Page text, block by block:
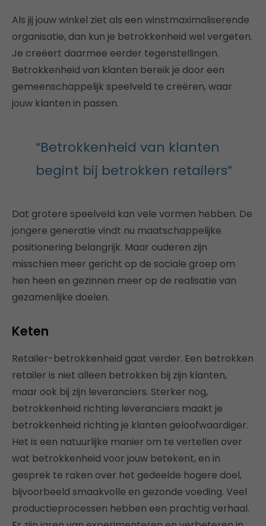
Als jij jouw winkel ziet als een winstmaximaliserende
organisatie, dan kun je betrokkenheid wel vergeten.
Je creëert daarmee eerder tegenstellingen.
Betrokkenheid van klanten bereik je door een
gemeenschappelijk speelveld te creëren, waar
jouw klanten in passen.
“Betrokkenheid van klanten
begint bij betrokken retailers”
Dat grotere speelveld kan vele vormen hebben. De
jongere generatie vindt nu maatschappelijke
positionering belangrijk. Maar ouderen zijn
misschien meer gericht op de sociale groep om
hen heen en gezinnen meer op de realisatie van
gezamenlijke doelen.
Keten
Retailer-betrokkenheid gaat verder. Een betrokken
retailer is niet alleen betrokken bij zijn klanten,
maar ook bij zijn leveranciers. Sterker nog,
betrokkenheid richting leveranciers maakt je
betrokkenheid richting je klanten geloofwaardiger.
Het is een natuurlijke manier om te vertellen over
wat betrokkenheid voor jouw betekent, en in
gesprek te raken over het gedeelde hogere doel,
bijvoorbeeld smaakvolle en gezonde voeding. Veel
productieprocessen hebben een prachtig verhaal.